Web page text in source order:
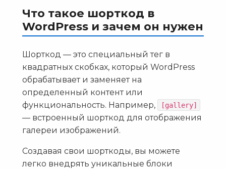
Что такое шорткод в
WordPress и зачем он нужен
Шорткод — это специальный тег в
квадратных скобках, который WordPress
обрабатывает и заменяет на
определенный контент или
функциональность. Например,
[gallery]
— встроенный шорткод для отображения
галереи изображений.
Создавая свои шорткоды, вы можете
легко внедрять уникальные блоки